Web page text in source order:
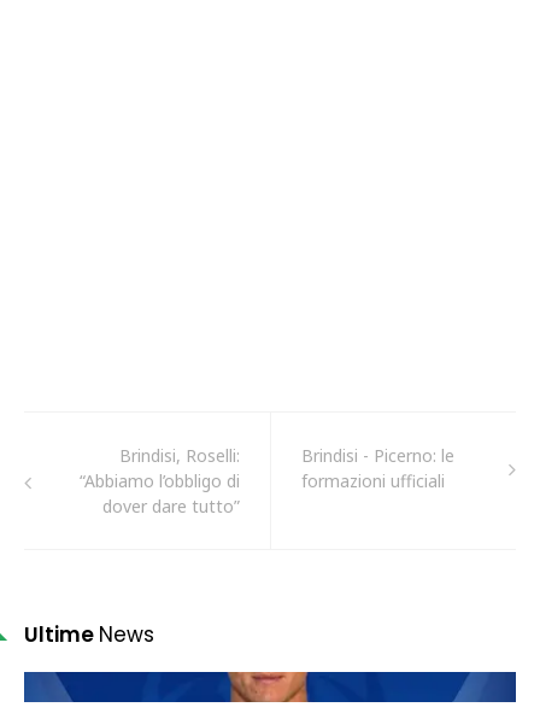
Brindisi, Roselli:
“Abbiamo l’obbligo di
dover dare tutto”
Brindisi - Picerno: le
formazioni ufficiali
Ultime News